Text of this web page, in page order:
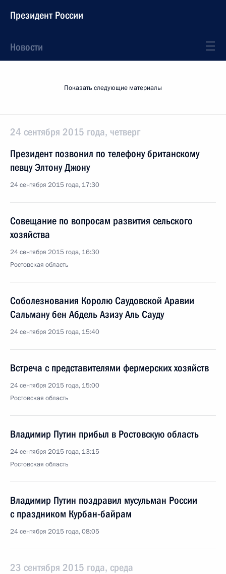
Президент России
Новости
Показать следующие материалы
24 сентября 2015 года, четверг
Президент позвонил по телефону британскому
певцу Элтону Джону
24 сентября 2015 года, 17:30
Совещание по вопросам развития сельского
хозяйства
24 сентября 2015 года, 16:30
Ростовская область
Соболезнования Королю Саудовской Аравии
Сальману бен Абдель Азизу Аль Сауду
24 сентября 2015 года, 15:40
Встреча с представителями фермерских хозяйств
24 сентября 2015 года, 15:00
Ростовская область
Владимир Путин прибыл в Ростовскую область
24 сентября 2015 года, 13:15
Ростовская область
Владимир Путин поздравил мусульман России
с праздником Курбан-байрам
24 сентября 2015 года, 08:05
23 сентября 2015 года, среда